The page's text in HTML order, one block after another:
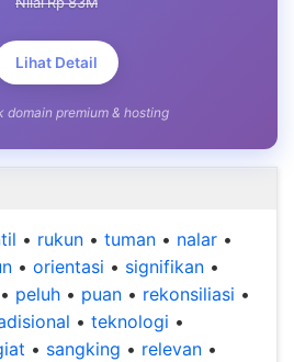
Lihat Detail
domain premium & hosting
• rukun • tuman • nalar •
• orientasi • signifikan •
• peluh • puan • rekonsiliasi •
• teknologi •
• sangking • relevan •